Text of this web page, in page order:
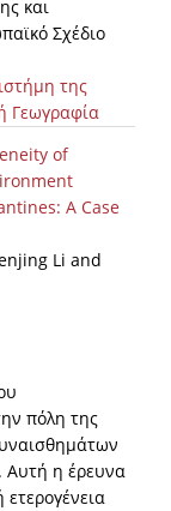
και
Σχέδιο
της
Γεωγραφία
of
A Case
Li and
πόλη της
Αυτή η έρευνα